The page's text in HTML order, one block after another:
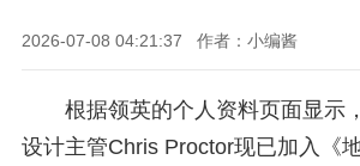
2026-07-08 04:21:37 作者：小编酱
根据领英的个人资料页面显示
设计主管Chris Proctor现已加入《